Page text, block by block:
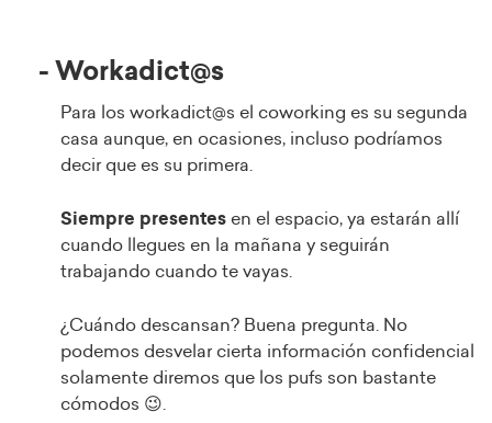
- Workadict@s
Para los workadict@s el coworking es su segunda
casa aunque, en ocasiones, incluso podríamos
decir que es su primera.
Siempre presentes en el espacio, ya estarán allí
cuando llegues en la mañana y seguirán
trabajando cuando te vayas.
¿Cuándo descansan? Buena pregunta. No
podemos desvelar cierta información confidencial
solamente diremos que los pufs son bastante
cómodos 😉.